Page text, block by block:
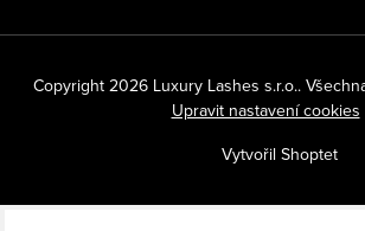
Vytvořil Shoptet
Copyright 2026 Luxury Lashes s.r.o..
Upravit nastavení cookies